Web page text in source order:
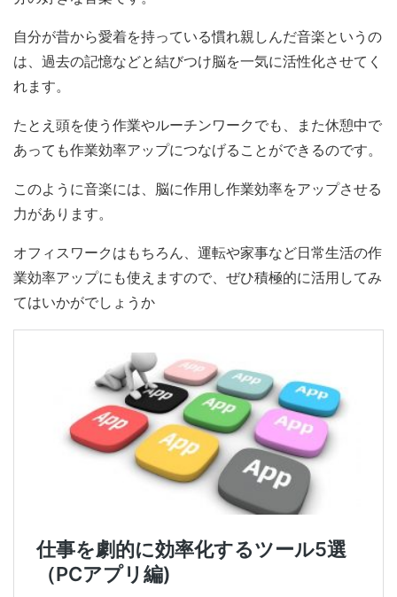
自分が昔から愛着を持っている慣れ親しんだ音楽というの
は、過去の記憶などと結びつけ脳を一気に活性化させてく
れます。
たとえ頭を使う作業やルーチンワークでも、また休憩中で
あっても作業効率アップにつなげることができるのです。
このように音楽には、脳に作用し作業効率をアップさせる
力があります。
オフィスワークはもちろん、運転や家事など日常生活の作
業効率アップにも使えますので、ぜひ積極的に活用してみ
てはいかがでしょうか